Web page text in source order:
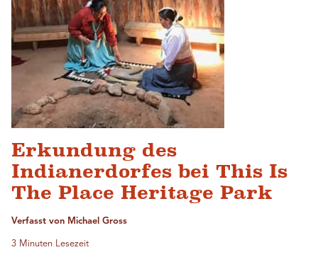
Erkundung des
Indianerdorfes bei This Is
The Place Heritage Park
Verfasst von Michael Gross
3 Minuten Lesezeit